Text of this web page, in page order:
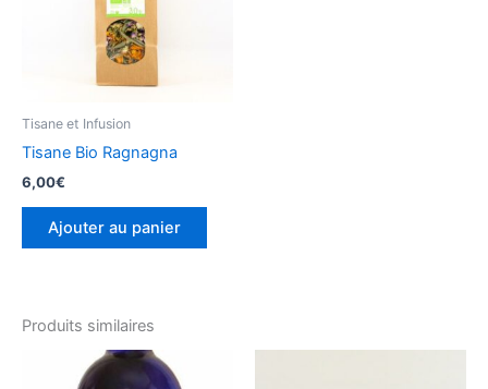
Tisane et Infusion
Tisane Bio Ragnagna
6,00€
Ajouter au panier
Produits similaires